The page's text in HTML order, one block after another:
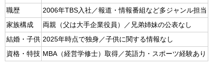
職歴
2006年TBS入社／報道・情報番組など多ジャンル担当
家族構成
両親（父は大手企業役員）／兄弟姉妹の公表なし
結婚・子供 2025年時点で独身／子供に関する情報なし
資格・特技 MBA（経営学修士）取得／英語力・スポーツ経験あり